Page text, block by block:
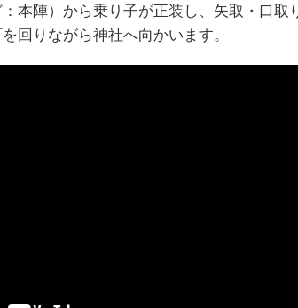
本陣）から乗り子が正装し、矢取・口取
回りながら神社へ向かいます。